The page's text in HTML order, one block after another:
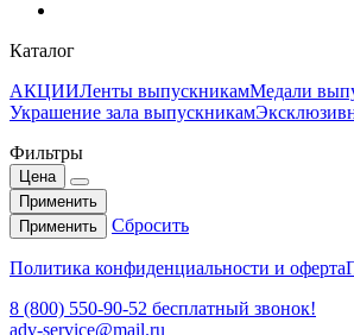
Каталог
АКЦИИЛенты выпускникамМедали
Украшение зала выпускникам
Фильтры
Цена
Применить
Применить
Сбросить
Политика конфиденциальности и оферта
8 (800) 550-90-52 бесплатный звонок!
adv-service@mail.ru